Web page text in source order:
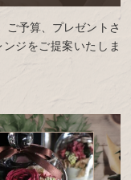
ご予算、プレゼントさ
ジをご提案いたしま